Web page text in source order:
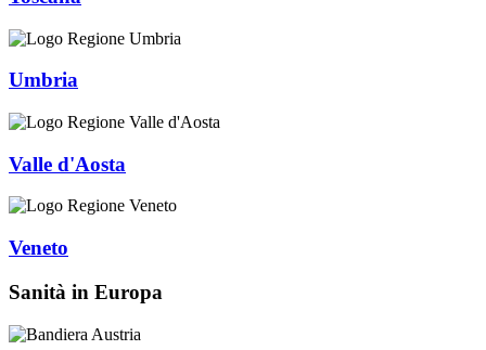
Umbria
Valle d'Aosta
Veneto
Sanità in Europa